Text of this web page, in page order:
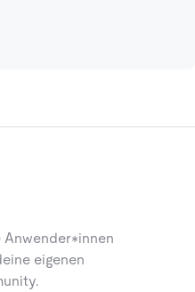
Anwender*innen
eigenen